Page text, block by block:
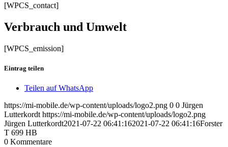
[WPCS_contact]
Verbrauch und Umwelt
[WPCS_emission]
Eintrag teilen
Teilen auf WhatsApp
https://mi-mobile.de/wp-content/uploads/logo2.png 0 0 Jürgen
Lutterkordt https://mi-mobile.de/wp-content/uploads/logo2.png
Jürgen Lutterkordt2021-07-22 06:41:162021-07-22 06:41:16Forster
T 699 HB
0 Kommentare